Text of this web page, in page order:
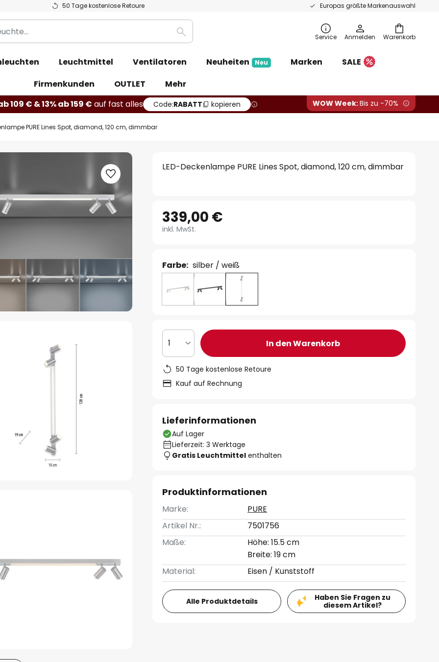
50 Tage kostenlose Retoure Europas größte Markenauswahl
Warenkorb
Suche Service Anmelden
Leuchtmittel Ventilatoren Neuheiten Neu Marken
SALE
Firmenkunden
OUTLET
Mehr
109 € & 13% ab 159 € auf fast alles Code:RABATT kopieren WOW Week:Bis zu -70%
PURE Lines Spot, diamond, 120 cm, dimmbar
LED-Deckenlampe PURE Lines Spot, diamond, 120 cm, dimmbar
339,00 €
inkl. MwSt.
Farbe: silber / weiß
1 In den Warenkorb
50 Tage kostenlose Retoure
Kauf auf Rechnung
Lieferinformationen
Auf Lager
Lieferzeit: 3 Werktage
Gratis Leuchtmittel enthalten
Produktinformationen
Marke:
PURE
Artikel Nr.:
7501756
Maße:
Höhe: 15.5 cm
Breite: 19 cm
Material:
Eisen / Kunststoff
Alle Produktdetails
Haben Sie Fragen zu
diesem Artikel?